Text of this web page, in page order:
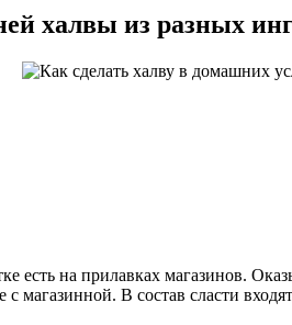
халвы из разных
есть на прилавках магазинов.
с магазинной. В состав сласти